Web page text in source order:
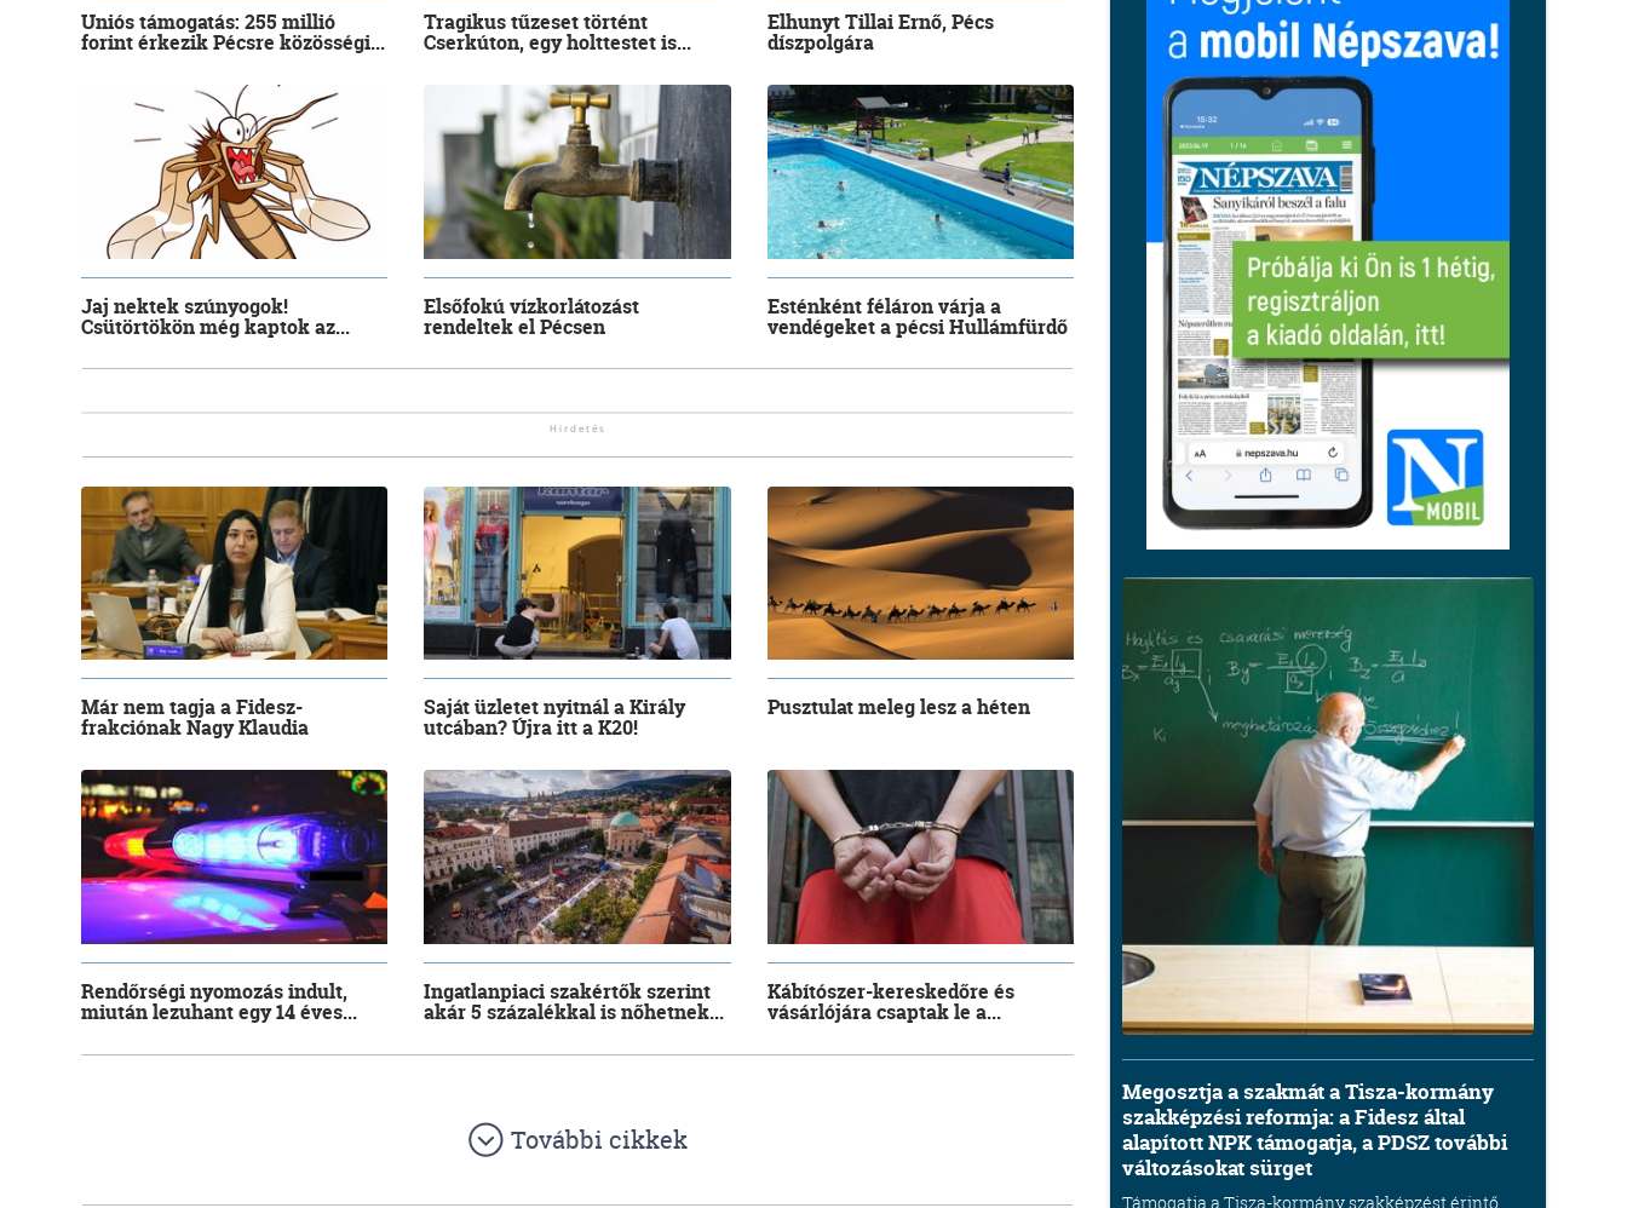
Uniós támogatás: 255 millió
forint érkezik Pécsre közösségi...
Tragikus tűzeset történt
Cserkúton, egy holttestet is...
Elhunyt Tillai Ernő, Pécs
díszpolgára
Jaj nektek szúnyogok!
Csütörtökön még kaptok az...
Elsőfokú vízkorlátozást
rendeltek el Pécsen
Esténként féláron várja a
vendégeket a pécsi Hullámfürdő
Már nem tagja a Fidesz-
frakciónak Nagy Klaudia
Saját üzletet nyitnál a Király
utcában? Újra itt a K20!
Pusztulat meleg lesz a héten
Rendőrségi nyomozás indult,
miután lezuhant egy 14 éves...
Ingatlanpiaci szakértők szerint
akár 5 százalékkal is nőhetnek...
Kábítószer-kereskedőre és
vásárlójára csaptak le a...
További cikkek
Megosztja a szakmát a Tisza-kormány
szakképzési reformja: a Fidesz által
alapított NPK támogatja, a PDSZ további
változásokat sürget
Támogatja a Tisza-kormány szakképzést érintő